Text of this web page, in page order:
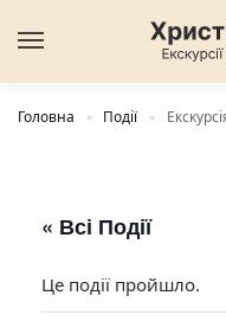
Головна » Події » Екскурсія
« Всі Події
Це події пройшло.